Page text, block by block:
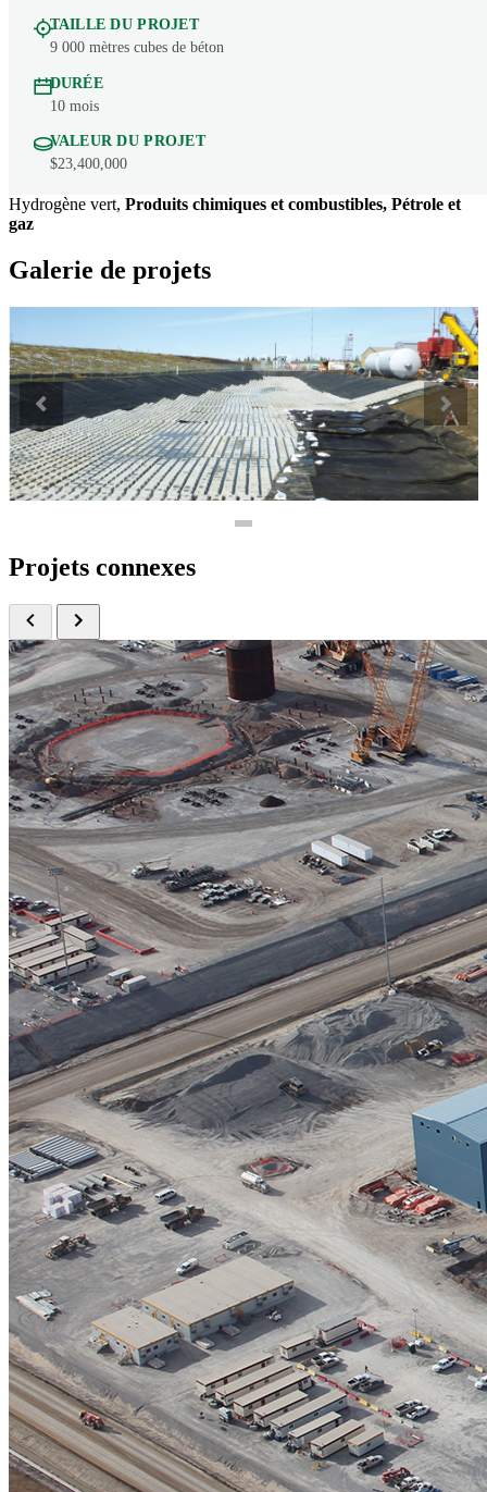
TAILLE DU PROJET
9 000 mètres cubes de béton
DURÉE
10 mois
VALEUR DU PROJET
$23,400,000
Hydrogène vert, Produits chimiques et combustibles, Pétrole et
gaz
Galerie de projets
Projets connexes